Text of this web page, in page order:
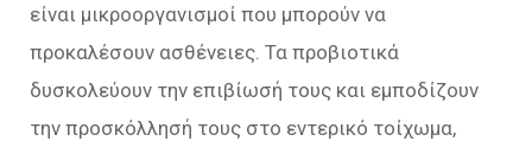
είναι μικροοργανισμοί που μπορούν να
προκαλέσουν ασθένειες. Τα προβιοτικά
δυσκολεύουν την επιβίωσή τους και εμποδίζουν
την προσκόλλησή τους στο εντερικό τοίχωμα,